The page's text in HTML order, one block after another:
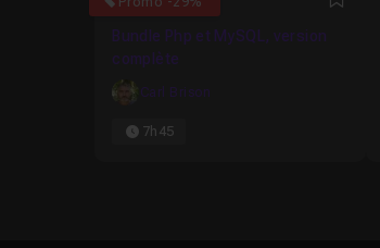
Bundle Php et MySQL, version
complète
Carl Brison
7h45